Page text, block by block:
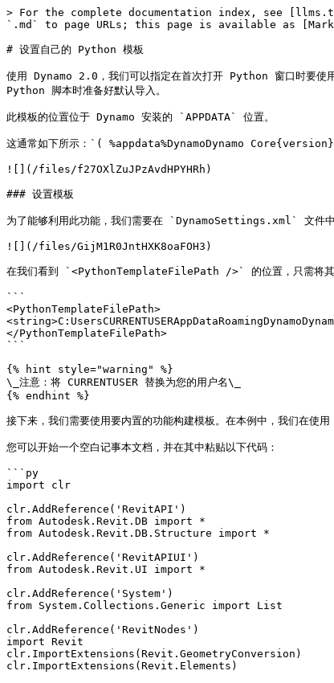
> For the complete documentation index, see
`.md` to page URLs; this page is available as
# 设置自己的 Python 模板
使用 Dynamo 2.0，我们可以指定在首次打开 Python 窗口时要
Python 脚本时准备好默认导入。
此模板的位置位于 Dynamo 安装的 `APPDATA` 位置。
这通常如下所示：`( %appdata%DynamoDynamo
![](/files/f27OXlZuJPzAvdHPYHRh)
### 设置模板
为了能够利用此功能，我们需要在 `DynamoSettings.xml` 文件中
![](/files/GijM1R0JntHXK8oaFOH3)
在我们看到 `<PythonTemplateFilePath />` 的位置，只需将其
```
<PythonTemplateFilePath>
</PythonTemplateFilePath>
```
{% hint style="warning" %}
\_注意：将 CURRENTUSER 替换为您的用户名\_
{% endhint %}
接下来，我们需要使用要内置的功能构建模板。在本例中，我们在
您可以开始一个空白记事本文档，并在其中粘贴以下代码：
```py
import clr
clr.AddReference('RevitAPI')
from Autodesk.Revit.DB import *
from Autodesk.Revit.DB.Structure import *
clr.AddReference('RevitAPIUI')
from Autodesk.Revit.UI import *
clr.AddReference('System')
from System.Collections.Generic import List
clr.AddReference('RevitNodes')
import Revit
clr.ImportExtensions(Revit.GeometryConversion)
clr.ImportExtensions(Revit.Elements)